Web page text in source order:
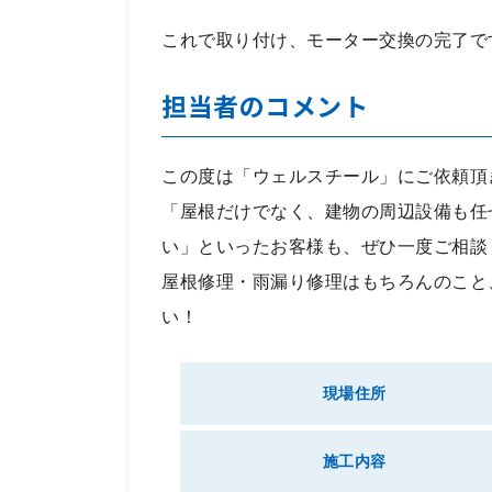
これで取り付け、モーター交換の完了で
担当者のコメント
この度は「ウェルスチール」にご依頼
「屋根だけでなく、建物の周辺設備も
い」といったお客様も、ぜひ一度ご相
屋根修理・雨漏り修理はもちろんのこ
い！
現場住所
施工内容